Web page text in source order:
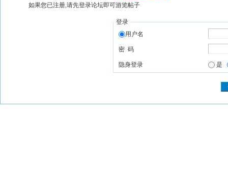
如果您已注册,请先登录论坛即可游览帖子
登录
用户名
密 码
隐身登录 是